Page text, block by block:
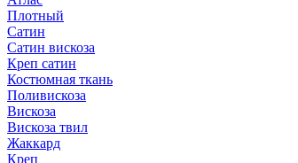
Плотный
Сатин
Сатин вискоза
Креп сатин
Костюмная ткань
Поливискоза
Вискоза
Вискоза твил
Жаккард
Креп